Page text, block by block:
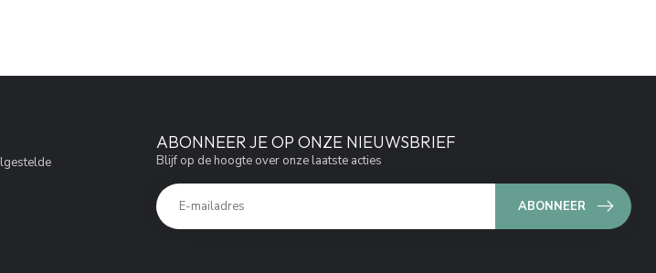
ABONNEER JE OP ONZE NIEUWSBRIEF
Blijf op de hoogte over onze laatste acties
ABONNEER